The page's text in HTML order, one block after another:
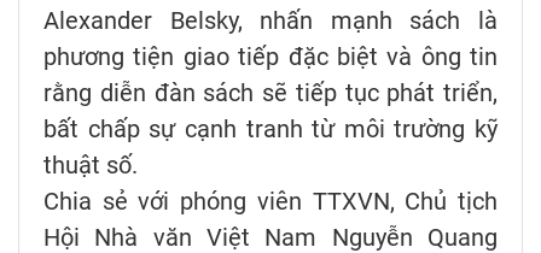
Alexander Belsky, nhấn mạnh sách là
phương tiện giao tiếp đặc biệt và ông tin
rằng diễn đàn sách sẽ tiếp tục phát triển,
bất chấp sự cạnh tranh từ môi trường kỹ
thuật số.
Chia sẻ với phóng viên TTXVN, Chủ tịch
Hội Nhà văn Việt Nam Nguyễn Quang